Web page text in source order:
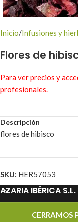
Inicio Infusiones y
Flores de
Para ver precios y
profesionales.
Descripción
flores de hibisco
SKU: HER57053
AZARIA IBÉRICA S.L.
PROMOCIONES
CERRAMOS